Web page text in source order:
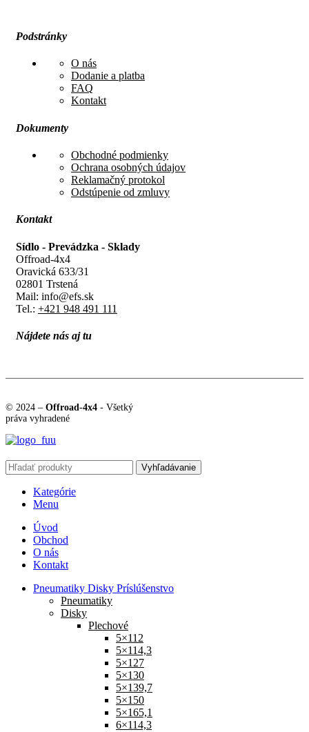
Podstránky
O nás
Dodanie a platba
FAQ
Kontakt
Dokumenty
Obchodné podmienky
Ochrana osobných údajov
Reklamačný protokol
Odstúpenie od zmluvy
Kontakt
Sídlo - Prevádzka - Sklady
Offroad-4x4
Oravická 633/31
02801 Trstená
Mail: info@efs.sk
Tel.: +421 948 491 111
Nájdete nás aj tu
© 2024 – Offroad-4x4 - Všetký
práva vyhradené
Vyhľadávanie
Kategórie
Menu
Úvod
Obchod
O nás
Kontakt
Pneumatiky Disky Príslúšenstvo
Pneumatiky
Disky
Plechové
5×112
5×114,3
5×127
5×130
5×139,7
5×150
5×165,1
6×114,3